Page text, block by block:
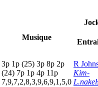
Musique
3p 1p (25) 3p 8p 2p
(24) 7p 1p 4p 11p
7,9,7,2,8,3,9,6,9,1,5,0
R
Kim-